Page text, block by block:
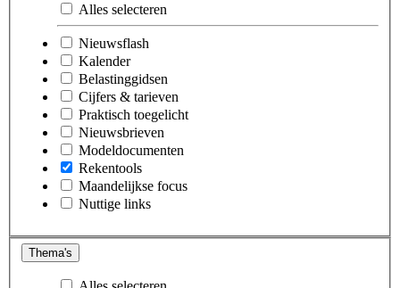
Alles selecteren
Nieuwsflash
Kalender
Belastinggidsen
Cijfers & tarieven
Praktisch toegelicht
Nieuwsbrieven
Modeldocumenten
Rekentools
Maandelijkse focus
Nuttige links
Thema's